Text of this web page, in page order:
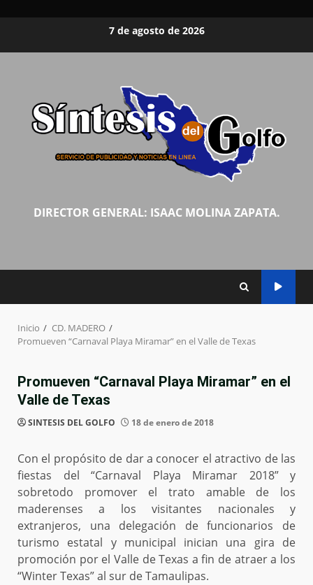
7 de agosto de 2026
DIRECTOR GENERAL: ISAAC MOLINA ZAPATA.
Inicio
CD. MADERO
Promueven “Carnaval Playa Miramar” en el Valle de Texas
Promueven “Carnaval Playa Miramar” en el
Valle de Texas
SINTESIS DEL GOLFO 18 de enero de 2018
Con el propósito de dar a conocer el atractivo de las
fiestas del “Carnaval Playa Miramar 2018” y
sobretodo promover el trato amable de los
maderenses a los visitantes nacionales y
extranjeros, una delegación de funcionarios de
turismo estatal y municipal inician una gira de
promoción por el Valle de Texas a fin de atraer a los
“Winter Texas” al sur de Tamaulipas.